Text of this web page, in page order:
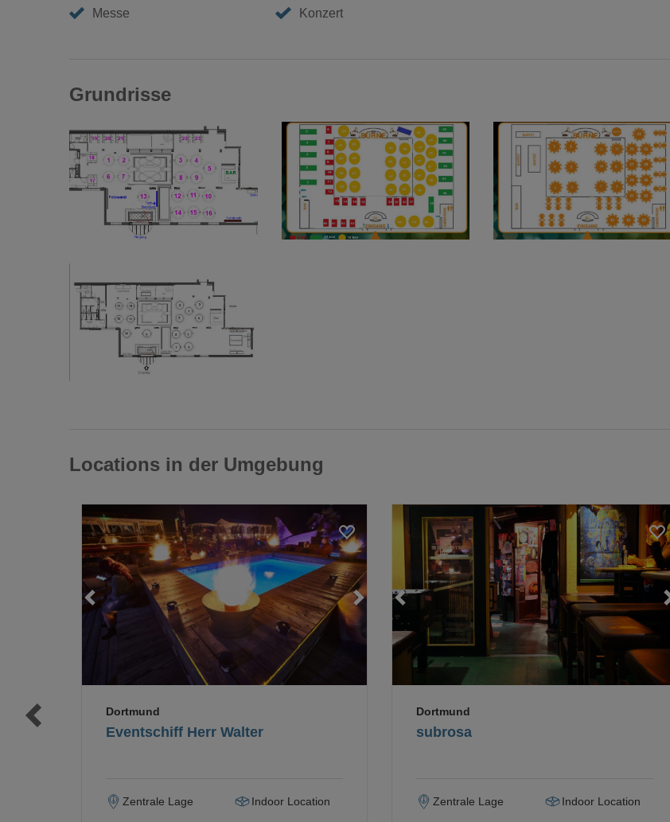
Messe Konzert
Grundrisse
Locations in der Umgebung
Loading... Loading...
Eventschiff Herr Walter
Dortmund
Zentrale Lage Indoor Location
Loading... Loading...
subrosa
Dortmund
Zentrale Lage Indoor Location
Loading...